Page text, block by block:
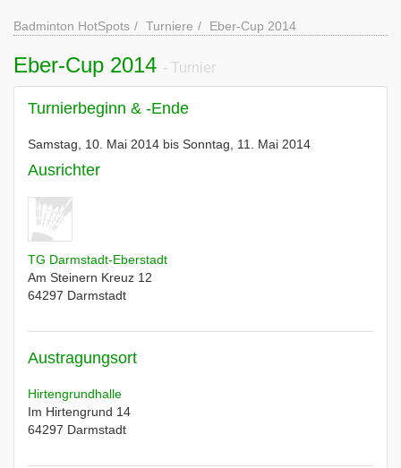
Badminton HotSpots Turniere Eber-Cup 2014
Eber-Cup 2014 - Turnier
Turnierbeginn & -Ende
Samstag, 10. Mai 2014 bis Sonntag, 11. Mai 2014
Ausrichter
TG Darmstadt-Eberstadt
Am Steinern Kreuz 12
64297 Darmstadt
Austragungsort
Hirtengrundhalle
Im Hirtengrund 14
64297 Darmstadt